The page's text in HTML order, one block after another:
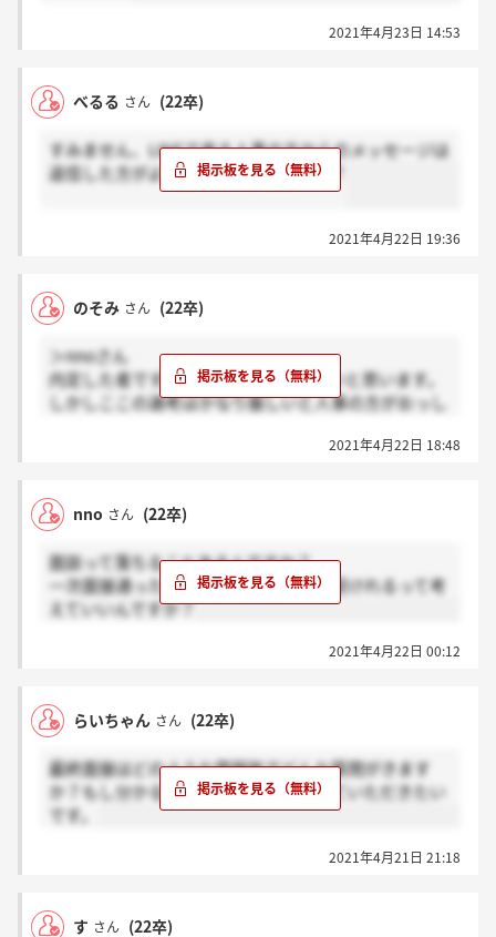
2021年4月23日 14:53
べるる さん (22卒)
すみません、LINEで来る人事の方からのメッセージは
返信した方がよいのでしょうか、、？？
2021年4月22日 19:36
のそみ さん (22卒)
＞nnoさん
内定した者です。そのように考えて良いと思います。
しかしここの選考はかなり厳しいと人事の方がおっし
気を抜かずにしっかり対策するべきだと思いました。
2021年4月22日 18:48
nno さん (22卒)
面談って落ちることあるんですか？
一次面接通ったら実質二次or最終面接受けれるって考
えていいんですか？
2021年4月22日 00:12
らいちゃん さん (22卒)
最終面接はどのような雰囲気でどんな質問がきます
か？もし分かる方いらっしゃれば教えていただきたい
です。
2021年4月21日 21:18
す さん (22卒)